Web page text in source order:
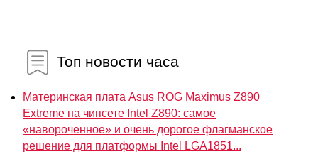
Топ новости часа
Материнская плата Asus ROG Maximus Z890
Extreme на чипсете Intel Z890: самое
«навороченное» и очень дорогое флагманское
решение для платформы Intel LGA1851...